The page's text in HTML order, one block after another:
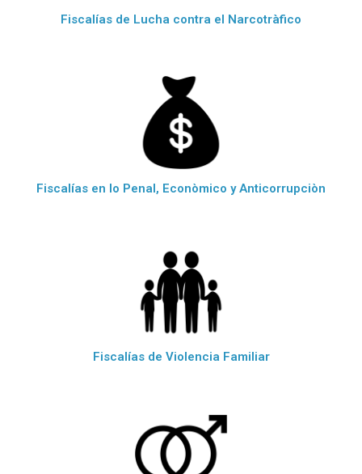
Fiscalías de Lucha contra el Narcotràfico
Fiscalías en lo Penal, Econòmico y Anticorrupciòn
Fiscalías de Violencia Familiar